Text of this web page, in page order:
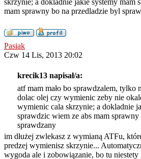
skrzynie; a dokladnie jakie systemy mam
mam sprawny bo na przedladzie byl
Pasiak
Czw 14 Lis, 2013 20:02
krecik13 napisał/a:
atf mam mało bo sprawdzalem, tylko
dolac olej czy wymienic zeby nie
wymienic cala skrzynie; a dokladnie
sprawdzic wiem ze abs mam
sprawdzany
im dłużej zwlekasz z wymianą ATFu,
predzej wymienisz skrzynie...
wygoda ale i zobowiązanie, bo tu